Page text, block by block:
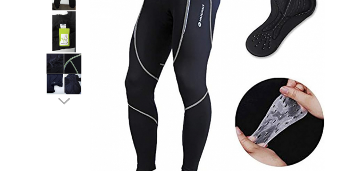
Bucatarie & Servire
Curatenie si intretinere
Hobby-uri creative
Iluminat & Electrice